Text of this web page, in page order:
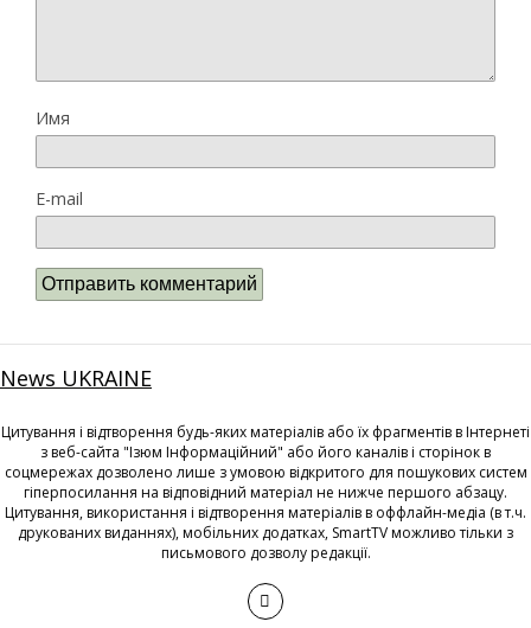
Имя
E-mail
News UKRAINE
Цитування і відтворення будь-яких матеріалів або їх фрагментів в Інтернеті
з веб-сайта "Ізюм Інформаційний" або його каналів і сторінок в
соцмережах дозволено лише з умовою відкритого для пошукових систем
гіперпосилання на відповідний матеріал не нижче першого абзацу.
Цитування, використання і відтворення матеріалів в оффлайн-медіа (в т.ч.
друкованих виданнях), мобільних додатках, SmartTV можливо тільки з
письмового дозволу редакції.